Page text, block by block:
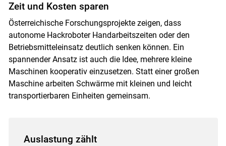
Zeit und Kosten sparen
Österreichische Forschungsprojekte zeigen, dass
autonome Hackroboter Handarbeitszeiten oder den
Betriebsmitteleinsatz deutlich senken können. Ein
spannender Ansatz ist auch die Idee, mehrere kleine
Maschinen kooperativ einzusetzen. Statt einer großen
Maschine arbeiten Schwärme mit kleinen und leicht
transportierbaren Einheiten gemeinsam.
Auslastung zählt